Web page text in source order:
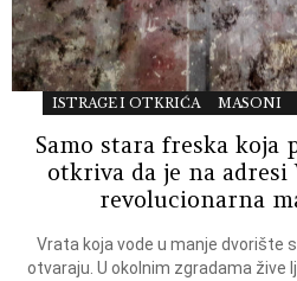
ISTRAGE I OTKRIĆA MASONI
Samo stara freska koja
otkriva da je na adresi
revolucionarna
Vrata koja vode u manje dvorište
otvaraju. U okolnim zgradama žive